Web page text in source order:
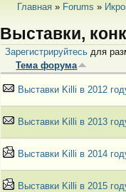
Главная» Forums »
Выставки,
Зарегистрируйтесьдля
Тема форума
Выставки Killi в 2012
Выставки Killi в 2013
Выставки Killi в 2014
Выставки Killi в 2015